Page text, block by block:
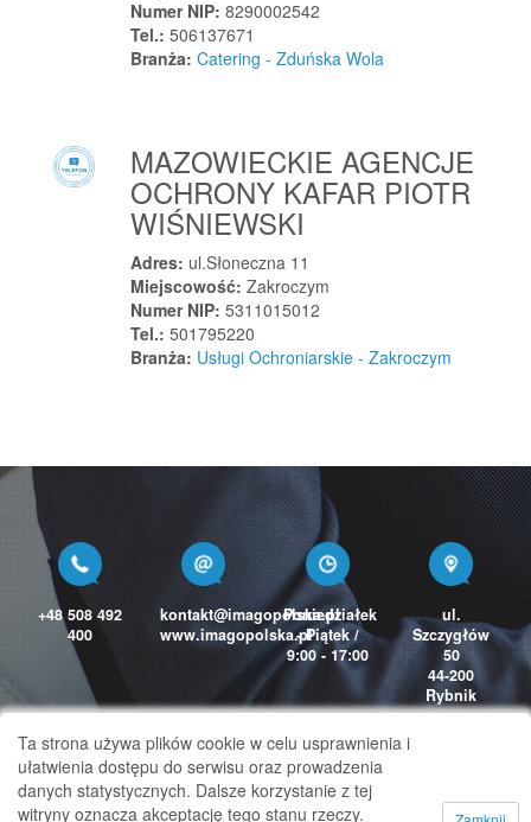
Wszachów
Wysocko Małe
Wysokie Mazowieckie
Wyszki
Wyszków
Wyszków
Z
Zabierzów
Zabierzów
Zaborowice
Zaborze
Zabrze
Zabrzeg
Numer NIP: 8290002542
Tel.: 506137671
Branża: Catering - Zduńska Wola
MAZOWIECKIE AGENCJE
OCHRONY KAFAR PIOTR
WIŚNIEWSKI
Adres: ul.Słoneczna 11
Miejscowość: Zakroczym
Numer NIP: 5311015012
Tel.: 501795220
Branża: Usługi Ochroniarskie - Zakroczym
+48 508 492
400
kontakt@imagopolska.pl
www.imagopolska.pl
Poniedziałek
- Piątek /
9:00 - 17:00
ul.
Szczygłów
50
44-200
Rybnik
Ta strona używa plików cookie w celu usprawnienia i
ułatwienia dostępu do serwisu oraz prowadzenia
danych statystycznych. Dalsze korzystanie z tej
witryny oznacza akceptację tego stanu rzeczy.